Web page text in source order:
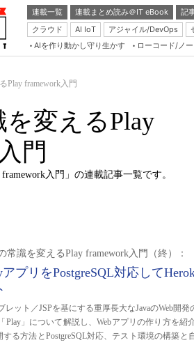
連載一覧 連載まとめ読み＠IT eBook 記
クラウド
AI IoT アジャイル/DevOps
AIを作り動かし守り生かす ローコード/ノ
Play framework入門
を変えるPlay
門
framework入門」の連載記事一覧です。
常識を変えるPlay framework入門（終）：
アプリをPostgreSQL対応して
レット／JSPを基にする重厚長大なJavaのWeb開
Play」について解説し、Webアプリの作り方を紹
る方法とPostgreSQL対応、テスト環境の構築と